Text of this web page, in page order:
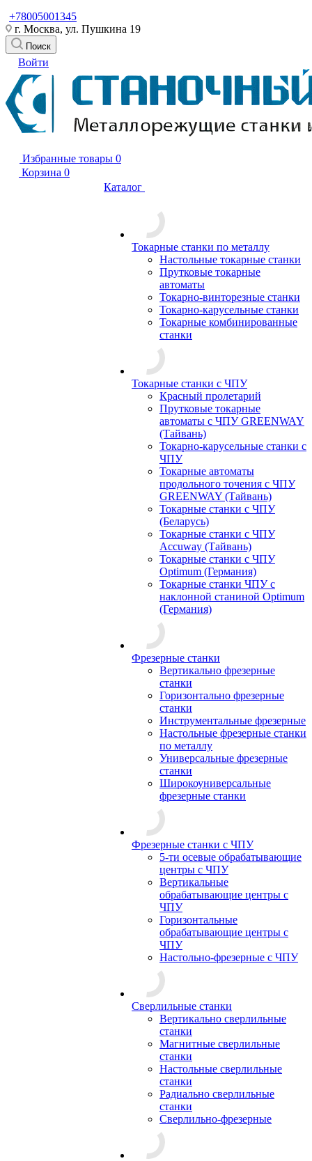
+78005001345
г. Москва, ул. Пушкина 19
Поиск
Войти
Избранные товары 0
Корзина 0
Каталог
Токарные станки по металлу
Настольные токарные станки
Прутковые токарные
автоматы
Токарно-винторезные станки
Токарно-карусельные станки
Токарные комбинированные
станки
Токарные станки с ЧПУ
Красный пролетарий
Прутковые токарные
автоматы с ЧПУ GREENWAY
(Тайвань)
Токарно-карусельные станки с
ЧПУ
Токарные автоматы
продольного точения с ЧПУ
GREENWAY (Тайвань)
Токарные станки с ЧПУ
(Беларусь)
Токарные станки с ЧПУ
Accuway (Тайвань)
Токарные станки с ЧПУ
Optimum (Германия)
Токарные станки ЧПУ с
наклонной станиной Optimum
(Германия)
Фрезерные станки
Вертикально фрезерные
станки
Горизонтально фрезерные
станки
Инструментальные фрезерные
Настольные фрезерные станки
по металлу
Универсальные фрезерные
станки
Широкоуниверсальные
фрезерные станки
Фрезерные станки с ЧПУ
5-ти осевые обрабатывающие
центры с ЧПУ
Вертикальные
обрабатывающие центры с
ЧПУ
Горизонтальные
обрабатывающие центры с
ЧПУ
Настольно-фрезерные с ЧПУ
Сверлильные станки
Вертикально сверлильные
станки
Магнитные сверлильные
станки
Настольные сверлильные
станки
Радиально сверлильные
станки
Сверлильно-фрезерные